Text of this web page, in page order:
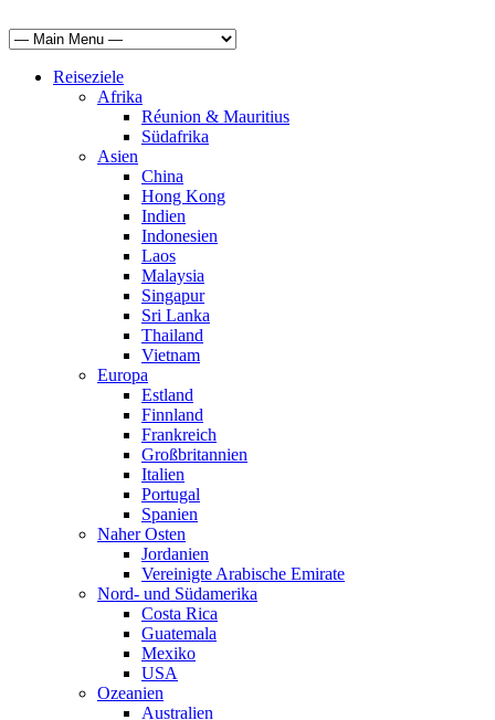
Reiseziele
Afrika
Réunion & Mauritius
Südafrika
Asien
China
Hong Kong
Indien
Indonesien
Laos
Malaysia
Singapur
Sri Lanka
Thailand
Vietnam
Europa
Estland
Finnland
Frankreich
Großbritannien
Italien
Portugal
Spanien
Naher Osten
Jordanien
Vereinigte Arabische Emirate
Nord- und Südamerika
Costa Rica
Guatemala
Mexiko
USA
Ozeanien
Australien